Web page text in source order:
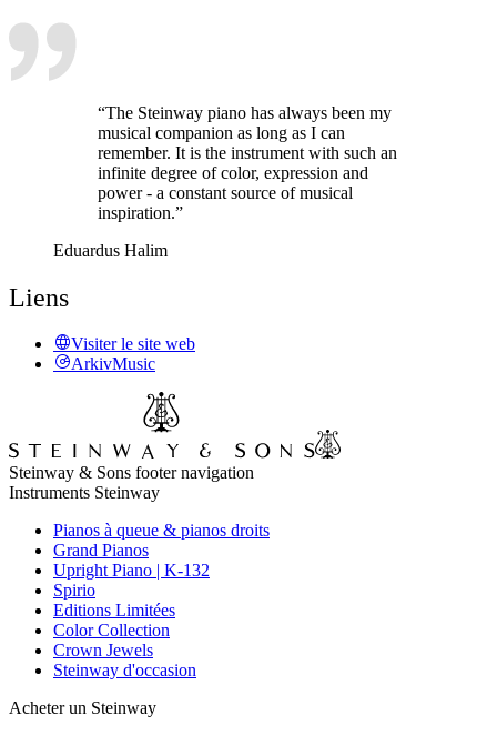
“The Steinway piano has always been my
musical companion as long as I can
remember. It is the instrument with such an
infinite degree of color, expression and
power - a constant source of musical
inspiration.”
Eduardus Halim
Liens
Visiter le site web
ArkivMusic
Steinway & Sons footer navigation
Instruments Steinway
Pianos à queue & pianos droits
Grand Pianos
Upright Piano | K-132
Spirio
Editions Limitées
Color Collection
Crown Jewels
Steinway d'occasion
Acheter un Steinway